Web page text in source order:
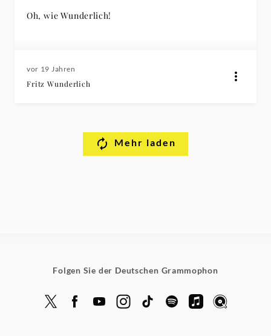
Oh, wie Wunderlich!
vor 19 Jahren
Fritz Wunderlich
Mehr laden
Folgen Sie der Deutschen Grammophon